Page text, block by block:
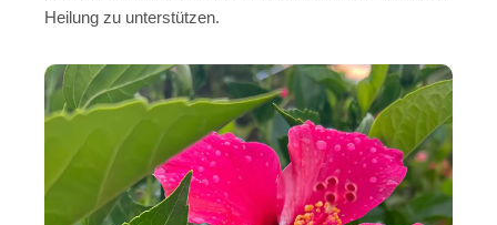
Heilung zu unterstützen.